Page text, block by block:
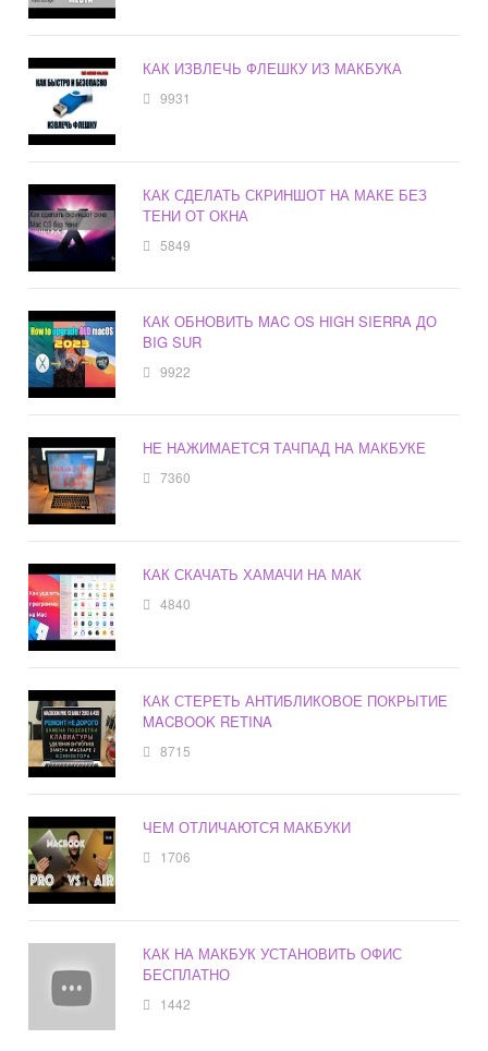
КАК ИЗВЛЕЧЬ ФЛЕШКУ ИЗ МАКБУКА
9931
КАК СДЕЛАТЬ СКРИНШОТ НА МАКЕ БЕЗ
ТЕНИ ОТ ОКНА
5849
КАК ОБНОВИТЬ MAC OS HIGH SIERRA ДО
BIG SUR
9922
НЕ НАЖИМАЕТСЯ ТАЧПАД НА МАКБУКЕ
7360
КАК СКАЧАТЬ ХАМАЧИ НА МАК
4840
КАК СТЕРЕТЬ АНТИБЛИКОВОЕ ПОКРЫТИЕ
MACBOOK RETINA
8715
ЧЕМ ОТЛИЧАЮТСЯ МАКБУКИ
1706
КАК НА МАКБУК УСТАНОВИТЬ ОФИС
БЕСПЛАТНО
1442